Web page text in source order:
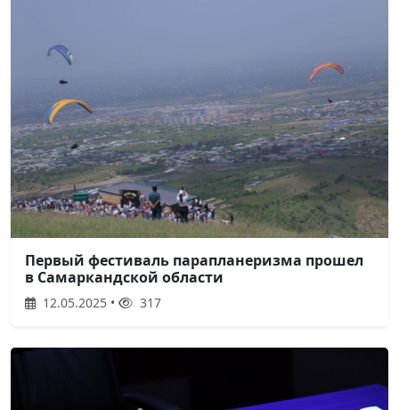
Первый фестиваль парапланеризма прошел
в Самаркандской области
12.05.2025 • 317